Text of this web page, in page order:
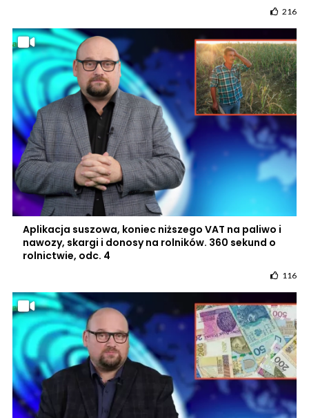
216
Aplikacja suszowa, koniec niższego VAT na paliwo i
nawozy, skargi i donosy na rolników. 360 sekund o
rolnictwie, odc. 4
116